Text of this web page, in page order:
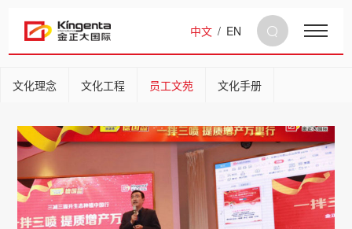
中文 / EN
文化理念 文化工程 员工文苑 文化手册